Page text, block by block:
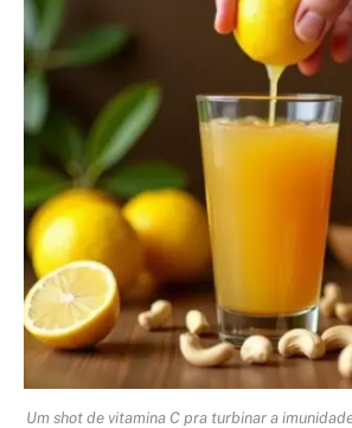
Um shot de vitamina C pra turbinar a